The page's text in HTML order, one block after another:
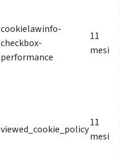
cookielawinfo-
checkbox-
performance
11
mesi
viewed_cookie_policy
11
mesi